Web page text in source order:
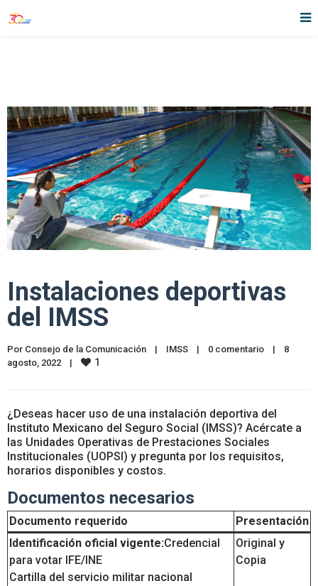
Instalaciones deportivas
del IMSS
Por Consejo de la Comunicación | IMSS | 0 comentario |
8
agosto, 2022 | 1
¿Deseas hacer uso de una instalación deportiva del
Instituto Mexicano del Seguro Social (IMSS)? Acércate a
las Unidades Operativas de Prestaciones Sociales
Institucionales (UOPSI) y pregunta por los requisitos,
horarios disponibles y costos.
Documentos necesarios
Documento requerido
Presentación
Identificación oficial vigente:Credencial
para votar IFE/INE
Cartilla del servicio militar nacional
Original y
Copia